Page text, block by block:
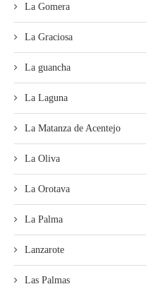
La Gomera
La Graciosa
La guancha
La Laguna
La Matanza de Acentejo
La Oliva
La Orotava
La Palma
Lanzarote
Las Palmas